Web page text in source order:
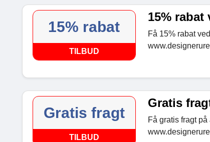
15% rabat
TILBUD
15% rabat
Få 15% rabat
Gratis fragt
TILBUD
Gratis
Få gratis fragt